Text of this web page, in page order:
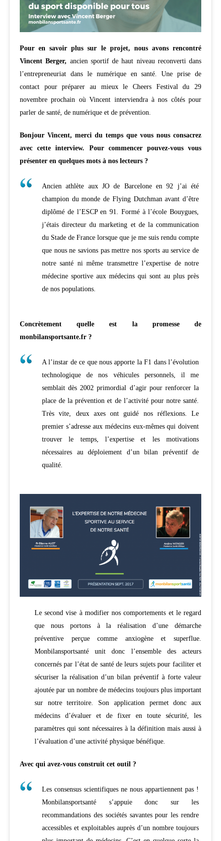
Pour en savoir plus sur le projet, nous avons rencontré
Vincent Berger, ancien sportif de haut niveau reconverti dans
l’entrepreneuriat dans le numérique en santé. Une prise de
contact pour préparer au mieux le Cheers Festival du 29
novembre prochain où Vincent interviendra à nos côtés pour
parler de santé, de numérique et de prévention.
Bonjour Vincent, merci du temps que vous nous consacrez
avec cette interview. Pour commencer pouvez-vous vous
présenter en quelques mots à nos lecteurs ?
Ancien athlète aux JO de Barcelone en 92 j’ai été
champion du monde de Flying Dutchman avant d’être
diplômé de l’ESCP en 91. Formé à l’école Bouygues,
j’étais directeur du marketing et de la communication
du Stade de France lorsque que je me suis rendu compte
que nous ne savions pas mettre nos sports au service de
notre santé ni même transmettre l’expertise de notre
médecine sportive aux médecins qui sont au plus près
de nos populations.
Concrètement quelle est la promesse de
monbilansportsante.fr ?
A l’instar de ce que nous apporte la F1 dans l’évolution
technologique de nos véhicules personnels, il me
semblait dès 2002 primordial d’agir pour renforcer la
place de la prévention et de l’activité pour notre santé.
Très vite, deux axes ont guidé nos réflexions. Le
premier s’adresse aux médecins eux-mêmes qui doivent
trouver le temps, l’expertise et les motivations
nécessaires au déploiement d’un bilan préventif de
qualité.
Le second vise à modifier nos comportements et le regard
que nous portons à la réalisation d’une démarche
préventive perçue comme anxiogène et superflue.
Monbilansportsanté unit donc l’ensemble des acteurs
concernés par l’état de santé de leurs sujets pour faciliter et
sécuriser la réalisation d’un bilan préventif à forte valeur
ajoutée par un nombre de médecins toujours plus important
sur notre territoire. Son application permet donc aux
médecins d’évaluer et de fixer en toute sécurité, les
paramètres qui sont nécessaires à la définition mais aussi à
l’évaluation d’une activité physique bénéfique.
Avec qui avez-vous construit cet outil ?
Les consensus scientifiques ne nous appartiennent pas !
Monbilansportsanté s’appuie donc sur les
recommandations des sociétés savantes pour les rendre
accessibles et exploitables auprès d’un nombre toujours